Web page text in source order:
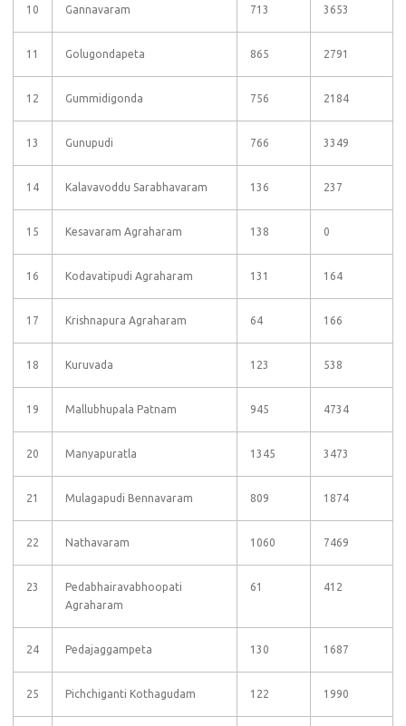
10 Gannavaram 713 3653
11 Golugondapeta 865 2791
12 Gummidigonda 756 2184
13 Gunupudi 766 3349
14 Kalavavoddu Sarabhavaram 136 237
15 Kesavaram Agraharam 138 0
16 Kodavatipudi Agraharam 131 164
17 Krishnapura Agraharam 64 166
18 Kuruvada 123 538
19 Mallubhupala Patnam 945 4734
20 Manyapuratla 1345 3473
21 Mulagapudi Bennavaram 809 1874
22 Nathavaram 1060 7469
23
Pedabhairavabhoopati
Agraharam
61 412
24 Pedajaggampeta 130 1687
25 Pichchiganti Kothagudam 122 1990